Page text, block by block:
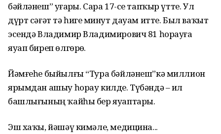
бәйләнеш” уҙғарҙы. Сара 17-се тапҡыр үтте. Ул
дүрт сәғәт тә һигеҙ минут дауам итте. Был ваҡыт
эсендә Владимир Владимирович 81 һорауға
яуап биреп өлгөрҙө.
Йәмғеһе быйылғы “Тура бәйләнеш”кә миллион
ярымдан ашыу һорау килде. Түбәндә – ил
башлығының ҡайһы бер яуаптары.
Эш хаҡы, йәшәү кимәле, медицина...